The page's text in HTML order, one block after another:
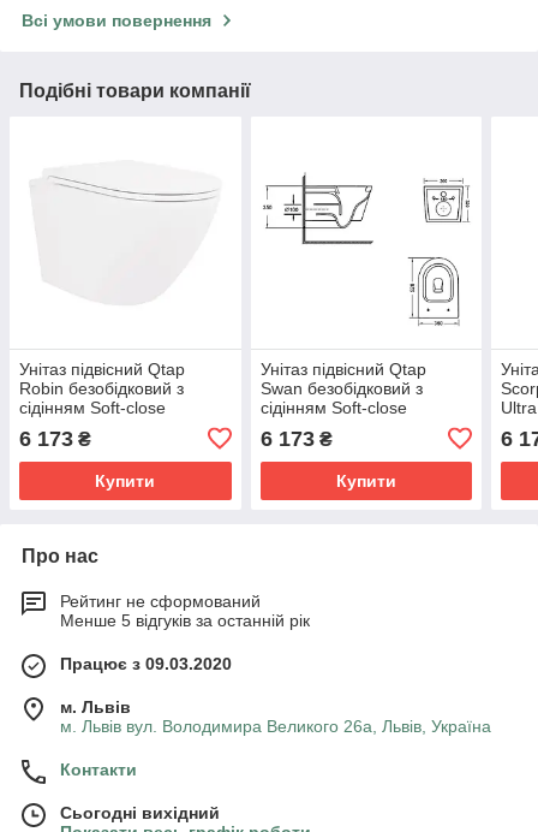
Всі умови повернення
Подібні товари компанії
Унітаз підвісний Qtap
Robin безобідковий з
сідінням Soft-close
6 173 ₴
Купити
Унітаз підвісний Qtap
Swan безобідковий з
сідінням Soft-close
6 173₴
Купити
6
Про нас
Рейтинг не сформований
Менше 5 відгуків за останній рік
Працює з 09.03.2020
м. Львів
м. Львів вул. Володимира Великого 26а, Львів, Україна
Контакти
Сьогодні вихідний